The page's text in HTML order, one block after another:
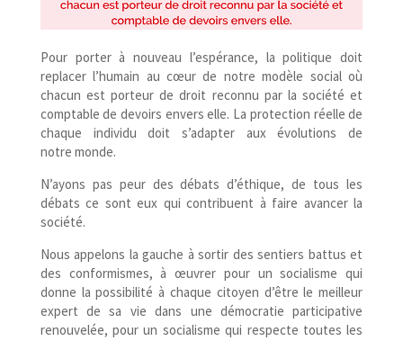
Pour porter à nouveau l’espérance, la politique doit
replacer l’humain au cœur de notre modèle social où
chacun est porteur de droit reconnu par la société et
comptable de devoirs envers elle. La protection réelle de
chaque individu doit s’adapter aux évolutions de
notre monde.
N’ayons pas peur des débats d’éthique, de tous les
débats ce sont eux qui contribuent à faire avancer la
société.
Nous appelons la gauche à sortir des sentiers battus et
des conformismes, à œuvrer pour un socialisme qui
donne la possibilité à chaque citoyen d’être le meilleur
expert de sa vie dans une démocratie participative
renouvelée, pour un socialisme qui respecte toutes les